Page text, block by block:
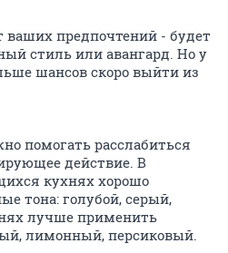
ваших предпочтений - будет
стиль или авангард. Но у
шансов скоро выйти из
помогать расслабиться
действие. В
кухнях хорошо
тона: голубой, серый,
лучше применить
лимонный, персиковый.